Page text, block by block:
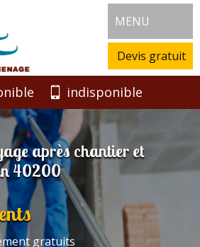
MENU
Devis gratuit
indisponible
après chantier et
40200
gratuits